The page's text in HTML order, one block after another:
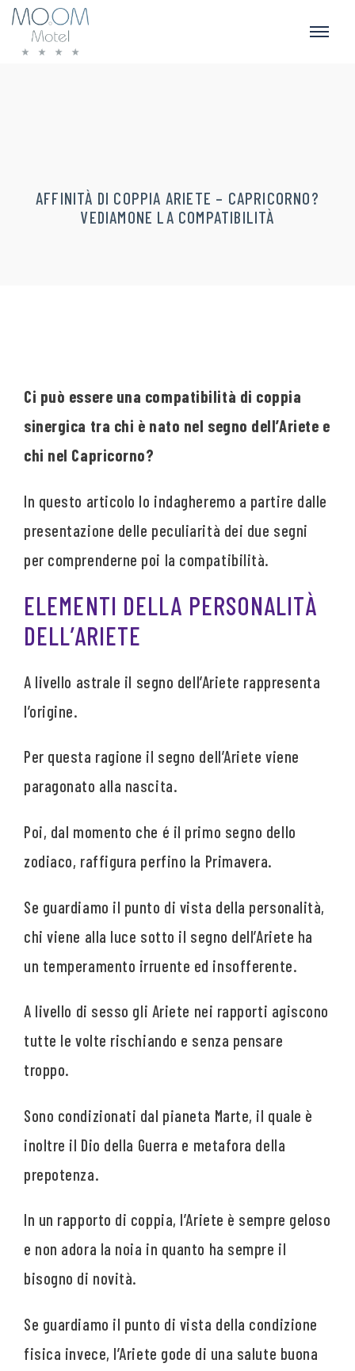
AFFINITÀ DI COPPIA ARIETE – CAPRICORNO?
VEDIAMONE LA COMPATIBILITÀ
Ci può essere una compatibilità di coppia
sinergica tra chi è nato nel segno dell’Ariete e
chi nel Capricorno?
In questo articolo lo indagheremo a partire dalle
presentazione delle peculiarità dei due segni
per comprenderne poi la compatibilità.
ELEMENTI DELLA PERSONALITÀ
DELL’ARIETE
A livello astrale il segno dell’Ariete rappresenta
l’origine.
Per questa ragione il segno dell’Ariete viene
paragonato alla nascita.
Poi, dal momento che é il primo segno dello
zodiaco, raffigura perfino la Primavera.
Se guardiamo il punto di vista della personalità,
chi viene alla luce sotto il segno dell’Ariete ha
un temperamento irruente ed insofferente.
A livello di sesso gli Ariete nei rapporti agiscono
tutte le volte rischiando e senza pensare
troppo.
Sono condizionati dal pianeta Marte, il quale è
inoltre il Dio della Guerra e metafora della
prepotenza.
In un rapporto di coppia, l’Ariete è sempre geloso
e non adora la noia in quanto ha sempre il
bisogno di novità.
Se guardiamo il punto di vista della condizione
fisica invece, l’Ariete gode di una salute buona